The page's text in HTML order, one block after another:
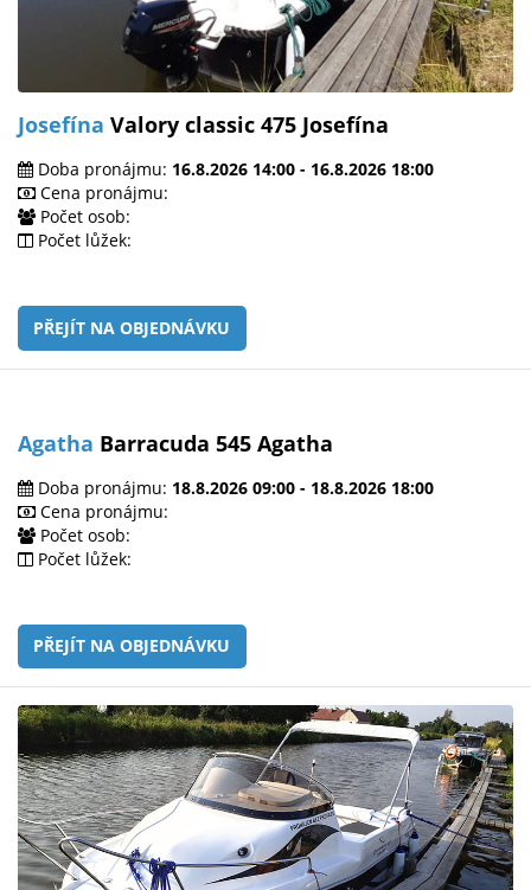
Josefína Valory classic 475 Josefína
Doba pronájmu: 16.8.2026 14:00 - 16.8.2026 18:00
Cena pronájmu:
Počet osob:
Počet lůžek:
PŘEJÍT NA OBJEDNÁVKU
Agatha Barracuda 545 Agatha
Doba pronájmu: 18.8.2026 09:00 - 18.8.2026 18:00
Cena pronájmu:
Počet osob:
Počet lůžek:
PŘEJÍT NA OBJEDNÁVKU